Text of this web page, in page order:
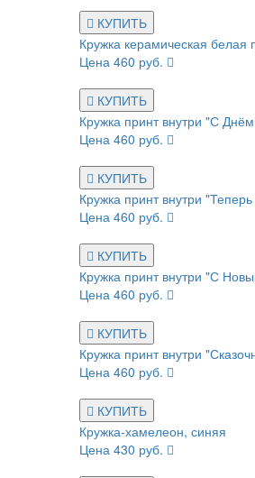
КУПИТЬ
Кружка керамическая
Цена 460 руб.
КУПИТЬ
Кружка принт внутри "С
Цена 460 руб.
КУПИТЬ
Кружка принт внутри
Цена 460 руб.
КУПИТЬ
Кружка принт внутри "С
Цена 460 руб.
КУПИТЬ
Кружка принт внутри
Цена 460 руб.
КУПИТЬ
Кружка-хамелеон, синяя
Цена 430 руб.